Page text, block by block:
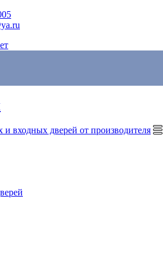
входных дверей от производителя